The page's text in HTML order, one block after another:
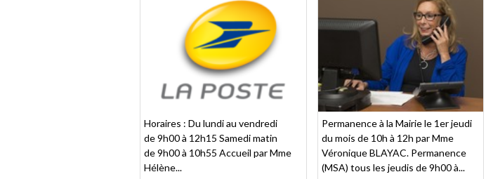
Horaires : Du lundi au vendredi
de 9h00 à 12h15 Samedi matin
de 9h00 à 10h55 Accueil par Mme
Hélène...
Permanence à la Mairie le 1er jeudi
du mois de 10h à 12h par Mme
Véronique BLAYAC. Permanence
(MSA) tous les jeudis de 9h00 à...